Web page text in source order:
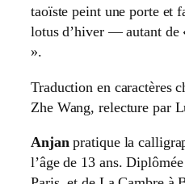
taoïste peint une porte et
lotus d’hiver — autant de
».
Traduction en caractères
Zhe Wang, relecture par
Anjan pratique la
l’âge de 13 ans.